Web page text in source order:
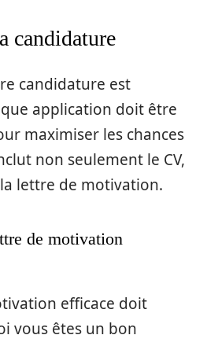
candidature
candidature est
application doit être
maximiser les chances
non seulement le CV,
lettre de motivation.
de motivation
efficace doit
vous êtes un bon